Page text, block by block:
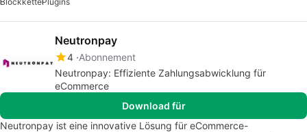
Neutronpay
4 Abonnement
Neutronpay: Effiziente Zahlungsabwicklung für
eCommerce
Download für
Neutronpay ist eine innovative Lösung für eCommerce-